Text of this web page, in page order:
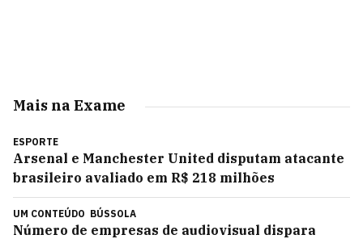
Mais na Exame
ESPORTE
Arsenal e Manchester United disputam atacante
brasileiro avaliado em R$ 218 milhões
UM CONTEÚDO BÚSSOLA
Número de empresas de audiovisual dispara